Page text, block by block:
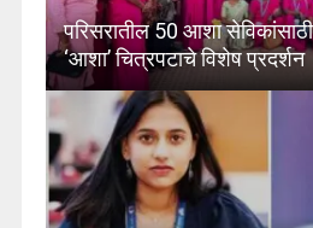
परिसरातील 50 आशा
‘आशा’ चित्रपटाचे विशेष प्रदर्शन